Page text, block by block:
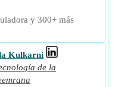
y 300+ más
Kulkarni
de la